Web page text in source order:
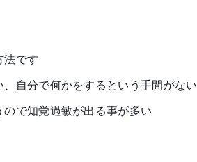
法です
自分で何かをするという手間がない
で知覚過敏が出る事が多い